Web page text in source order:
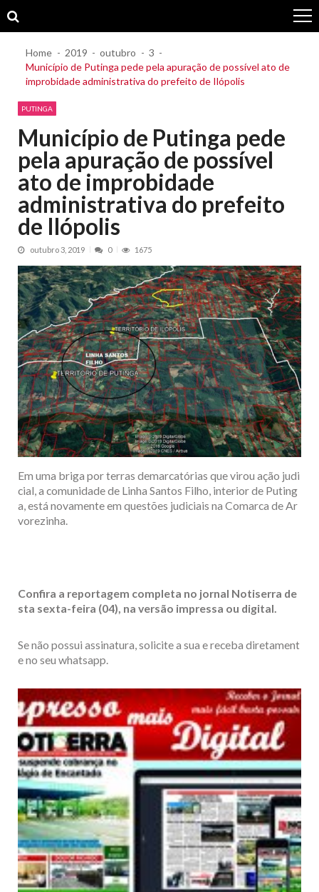
to
to
Home 2019 outubro
3
Município de Putinga pede pela apuração de possível ato de
improbidade administrativa do prefeito de Ilópolis
PUTINGA
Município de Putinga pede
pela apuração de possível
ato de improbidade
administrativa do prefeito
de Ilópolis
outubro 3, 2019 0 1675
Em uma briga por terras demarcatórias que virou ação judi
cial, a comunidade de Linha Santos Filho, interior de Puting
a, está novamente em questões judiciais na Comarca de Ar
vorezinha.
Confira a reportagem completa no jornal Notiserra de
sta sexta-feira (04), na versão impressa ou digital.
Se não possui assinatura, solicite a sua e receba diretament
e no seu whatsapp.